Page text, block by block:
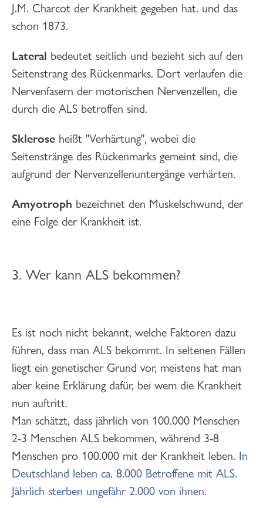
J.M. Charcot der Krankheit gegeben hat. und das
schon 1873.
Lateral bedeutet seitlich und bezieht sich auf den
Seitenstrang des Rückenmarks. Dort verlaufen die
Nervenfasern der motorischen Nervenzellen, die
durch die ALS betroffen sind.
Sklerose heißt "Verhärtung", wobei die
Seitenstränge des Rückenmarks gemeint sind, die
aufgrund der Nervenzellenuntergänge verhärten.
Amyotroph bezeichnet den Muskelschwund, der
eine Folge der Krankheit ist.
3. Wer kann ALS bekommen?
Es ist noch nicht bekannt, welche Faktoren dazu
führen, dass man ALS bekommt. In seltenen Fällen
liegt ein genetischer Grund vor, meistens hat man
aber keine Erklärung dafür, bei wem die Krankheit
nun auftritt.
Man schätzt, dass jährlich von 100.000 Menschen
2-3 Menschen ALS bekommen, während 3-8
Menschen pro 100.000 mit der Krankheit leben. In
Deutschland leben ca. 8.000 Betroffene mit ALS.
Jährlich sterben ungefähr 2.000 von ihnen.